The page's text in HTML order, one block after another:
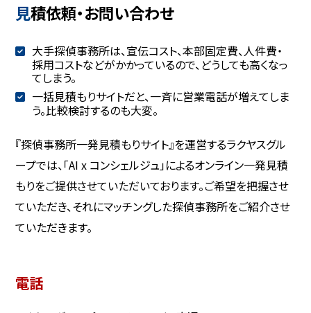
見積依頼・お問い合わせ
大手探偵事務所は、宣伝コスト、本部固定費、人件費・
採用コストなどがかかっているので、どうしても高くなっ
てしまう。
一括見積もりサイトだと、一斉に営業電話が増えてしま
う。比較検討するのも大変。
『探偵事務所一発見積もりサイト』を運営するラクヤスグル
ープでは、「AI x コンシェルジュ」によるオンライン一発見積
もりをご提供させていただいております。ご希望を把握させ
ていただき、それにマッチングした探偵事務所をご紹介させ
ていただきます。
電話